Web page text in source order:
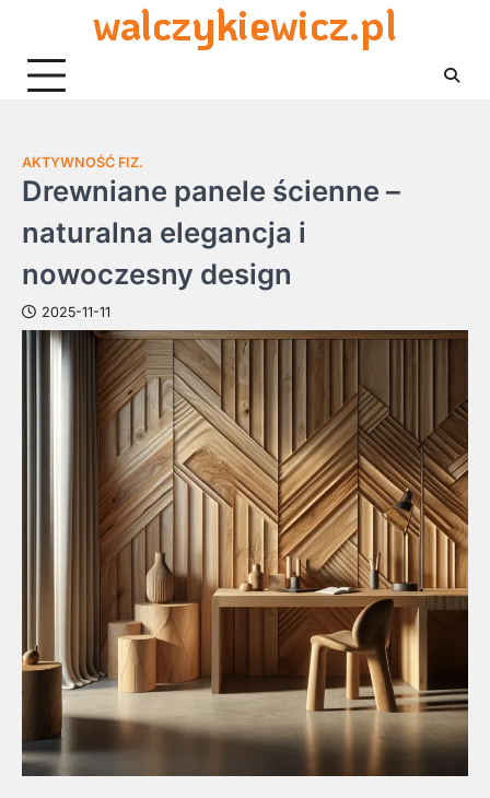
content
walczykiewicz.pl
AKTYWNOŚĆ FIZ.
Drewniane panele ścienne –
naturalna elegancja i
nowoczesny design
2025-11-11